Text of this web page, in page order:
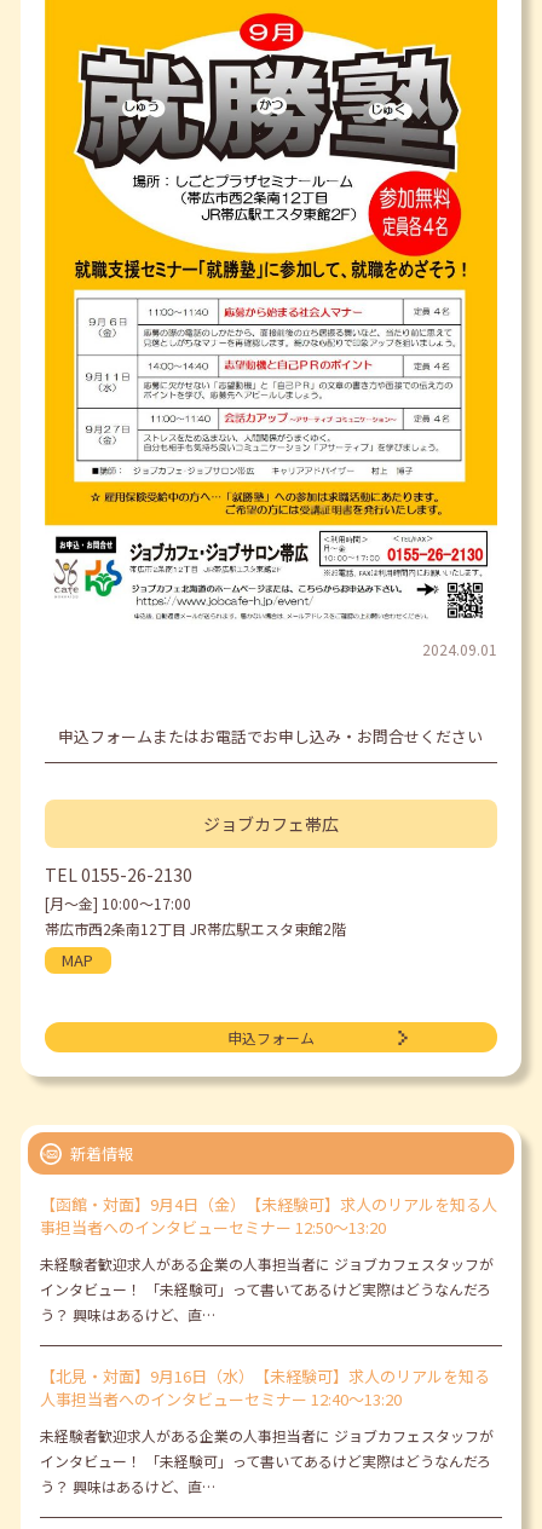
2024.09.01
申込フォームまたはお電話でお申し込み・お問合せください
ジョブカフェ帯広
TEL 0155-26-2130
[月〜金] 10:00〜17:00
帯広市西2条南12丁目 JR帯広駅エスタ東館2階
MAP
申込フォーム
新着情報
【函館・対面】9月4日（金）【未経験可】求人のリアルを知る人
事担当者へのインタビューセミナー 12:50～13:20
未経験者歓迎求人がある企業の人事担当者に ジョブカフェスタッフが
インタビュー！ 「未経験可」って書いてあるけど実際はどうなんだろ
う？ 興味はあるけど、直…
【北見・対面】9月16日（水）【未経験可】求人のリアルを知る
人事担当者へのインタビューセミナー 12:40～13:20
未経験者歓迎求人がある企業の人事担当者に ジョブカフェスタッフが
インタビュー！ 「未経験可」って書いてあるけど実際はどうなんだろ
う？ 興味はあるけど、直…